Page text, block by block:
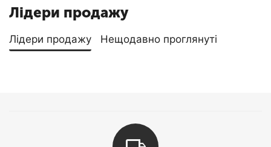
Лідери продажу
Лідери продажу Нещодавно проглянуті